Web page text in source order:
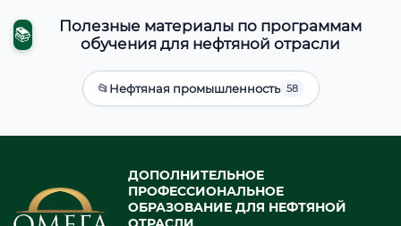
📚
Полезные материалы по программам
обучения для нефтяной отрасли
📂Нефтяная промышленность 58
ДОПОЛНИТЕЛЬНОЕ
ПРОФЕССИОНАЛЬНОЕ
ОБРАЗОВАНИЕ ДЛЯ НЕФТЯНОЙ